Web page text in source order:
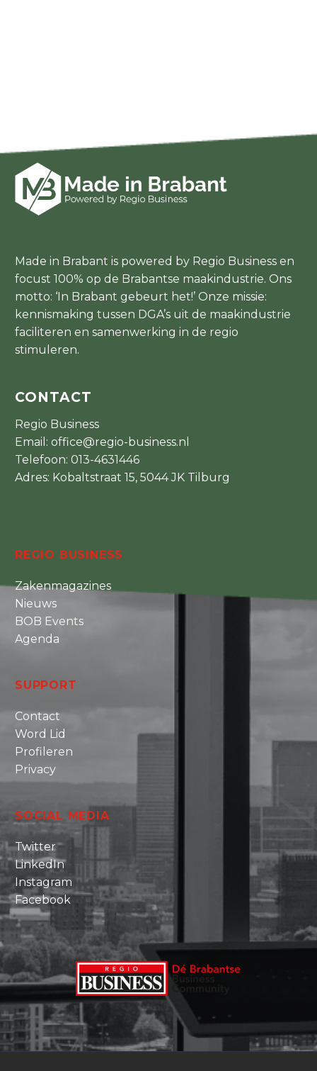
Made in Brabant is powered by Regio Business en
focust 100% op de Brabantse maakindustrie. Ons
motto: ‘In Brabant gebeurt het!’ Onze missie:
kennismaking tussen DGA’s uit de maakindustrie
faciliteren en samenwerking in de regio
stimuleren.
CONTACT
Regio Business
Email: office@regio-business.nl
Telefoon: 013-4631446
Adres: Kobaltstraat 15, 5044 JK Tilburg
REGIO BUSINESS
Zakenmagazines
Nieuws
BOB Events
Agenda
SUPPORT
Contact
Word Lid
Profileren
Privacy
SOCIAL MEDIA
Twitter
LinkedIn
Instagram
Facebook